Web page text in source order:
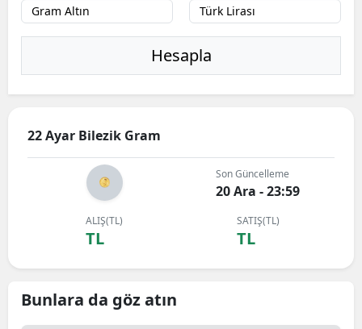
Hesapla
22 Ayar Bilezik Gram
Son Güncelleme
20 Ara - 23:59
ALIŞ(TL)
TL
SATIŞ(TL)
TL
Bunlara da göz atın